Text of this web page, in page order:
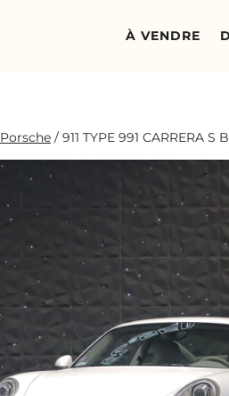
À VENDRE
Porsche / 911 TYPE 991 CARRERA S